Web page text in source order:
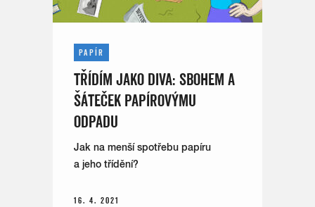
PAPÍR
TŘÍDÍM JAKO DIVA: SBOHEM A
ŠÁTEČEK PAPÍROVÝMU
ODPADU
Jak na menší spotřebu papíru
a jeho třídění?
16. 4. 2021